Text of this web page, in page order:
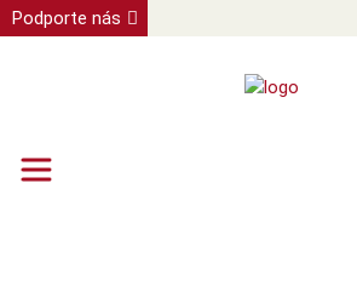
Podporte nás